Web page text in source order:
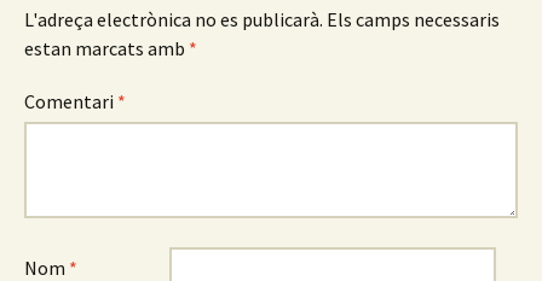
entrades
L'adreça electrònica no es publicarà. Els camps necessaris
estan marcats amb *
Comentari *
Nom *